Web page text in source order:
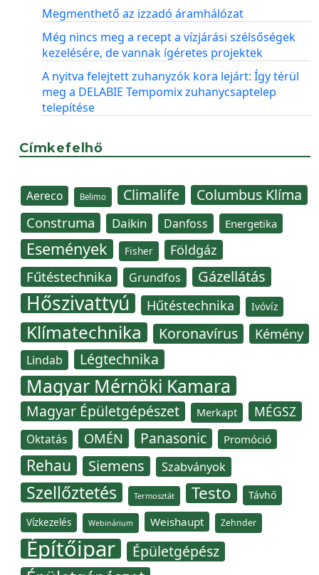
Megmenthető az izzadó áramhálózat
Még nincs meg a recept a vízjárási szélsőségek
kezelésére, de vannak ígéretes projektek
A nyitva felejtett zuhanyzók kora lejárt: Így térül
meg a DELABIE Tempomix zuhanycsaptelep
telepítése
Címkefelhő
Aereco Belimo Climalife Columbus Klíma
Construma Daikin Danfoss Energetika
Események Fisher Földgáz
Fűtéstechnika Grundfos Gázellátás
Hőszivattyú Hűtéstechnika Ivóvíz
Klímatechnika Koronavírus Kémény
Lindab Légtechnika
Magyar Mérnöki Kamara
Magyar Épületgépészet Merkapt MÉGSZ
Oktatás OMÉN Panasonic Promóció
Rehau Siemens Szabványok
Szellőztetés Termosztát Testo Távhő
Vízkezelés Webinárium Weishaupt Zehnder
Építőipar Épületgépész